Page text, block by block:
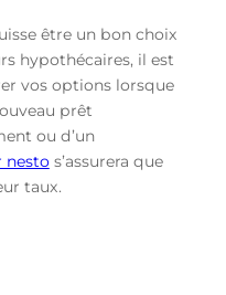
être un bon choix
hypothécaires, il est
vos options lorsque
prêt
ou d’un
nestos’assurera que
taux.